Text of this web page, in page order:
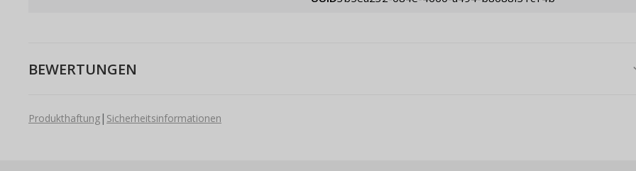
BEWERTUNGEN
Produkthaftung| Sicherheitsinformationen